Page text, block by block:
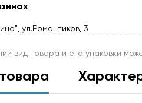
ул.Романтиков, 3
вид товара и его упаковки